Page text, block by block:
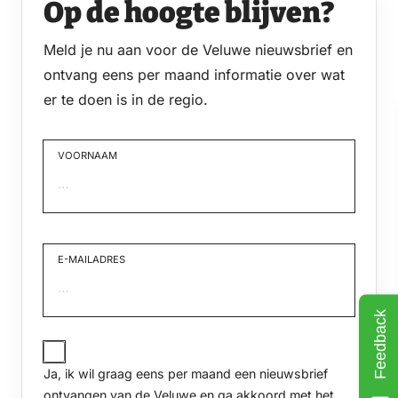
Op de hoogte blijven?
Meld je nu aan voor de Veluwe nieuwsbrief en
ontvang eens per maand informatie over wat
er te doen is in de regio.
VOORNAAM
E-MAILADRES
JA,
IK
WIL
GRAAG
Ja, ik wil graag eens per maand een nieuwsbrief
Feedback